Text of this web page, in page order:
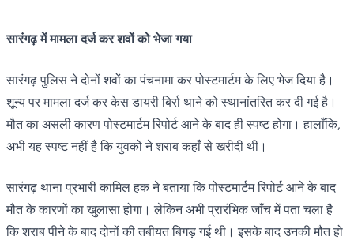
सारंगढ़ में मामला दर्ज कर शवों को भेजा गया
सारंगढ़ पुलिस ने दोनों शवों का पंचनामा कर पोस्टमार्टम के लिए भेज दिया है।
शून्य पर मामला दर्ज कर केस डायरी बिर्रा थाने को स्थानांतरित कर दी गई है।
मौत का असली कारण पोस्टमार्टम रिपोर्ट आने के बाद ही स्पष्ट होगा। हालाँकि,
अभी यह स्पष्ट नहीं है कि युवकों ने शराब कहाँ से खरीदी थी।
सारंगढ़ थाना प्रभारी कामिल हक ने बताया कि पोस्टमार्टम रिपोर्ट आने के बाद
मौत के कारणों का खुलासा होगा। लेकिन अभी प्रारंभिक जाँच में पता चला है
कि शराब पीने के बाद दोनों की तबीयत बिगड़ गई थी। इसके बाद उनकी मौत हो